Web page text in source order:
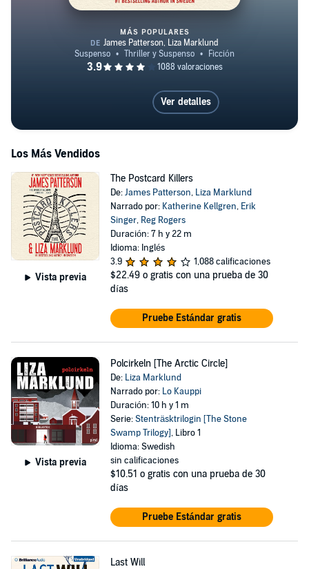
The Postcard Killers
MÁS POPULARES
Ver detalles
Los Más Vendidos
Vista previa
The Postcard Killers
De:James Patterson, Liza Marklund
Narrado por: Katherine Kellgren, Erik
Singer, Reg Rogers
Duración: 7 h y 22 m
Idioma: Inglés
3.9
1,088 calificaciones
$22.49 o gratis con una prueba de 30
días
Pruebe Estándar gratis
Vista previa
Polcirkeln [The Arctic Circle]
De: Liza Marklund
Narrado por: Lo Kauppi
Duración: 10 h y 1 m
Serie:Stenträsktrilogin [The Stone
Swamp Trilogy], Libro 1
Idioma: Swedish
sin calificaciones
$10.51 o gratis con una prueba de 30
días
Pruebe Estándar gratis
Last Will